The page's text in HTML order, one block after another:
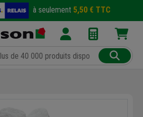
à seulement 5,50 € TTC